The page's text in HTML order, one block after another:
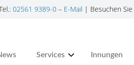
02561 9389-0– E-Mail | Besuchen
Services Innungen